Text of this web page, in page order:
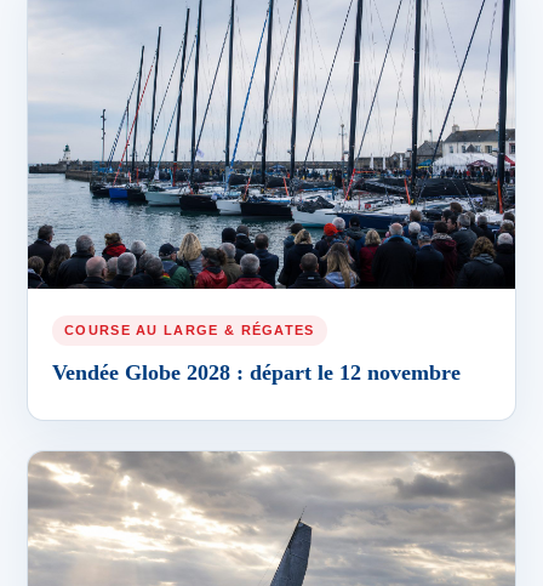
COURSE AU LARGE & RÉGATES
Vendée Globe 2028 : départ le 12 novembre